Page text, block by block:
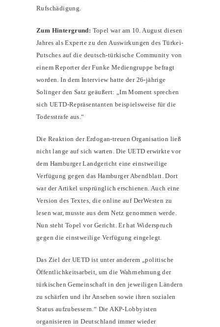
Rufschädigung.
Zum Hintergrund: Topel war am 10. August diesen
Jahres als Experte zu den Auswirkungen des Türkei-
Putsches auf die deutsch-türkische Community von
einem Reporter der Funke Mediengruppe befragt
worden. In dem Interview hatte der 26-jährige
Solinger den Satz geäußert: „Im Moment sprechen
sich UETD-Repräsentanten beispielsweise für die
Todesstrafe aus.“
Die Reaktion der Erdogan-treuen Organisation ließ
nicht lange auf sich warten. Die UETD erwirkte vor
dem Hamburger Landgericht eine einstweilige
Verfügung gegen das Hamburger Abendblatt. Dort
war der Artikel ursprünglich erschienen. Auch eine
Version des Textes, die online auf DerWesten zu
lesen war, musste aus dem Netz genommen werde.
Nun steht Topel vor Gericht. Er hat Widerspruch
gegen die einstweilige Verfügung eingelegt.
Das Ziel der UETD ist unter anderem „politische
Öffentlichkeitsarbeit, um die Wahrnehmung der
türkischen Gemeinschaft in den jeweiligen Ländern
zu schärfen und ihr Ansehen sowie ihren sozialen
Status aufzubessern.“ Die AKP-Lobbyisten
organisieren in Deutschland immer wieder